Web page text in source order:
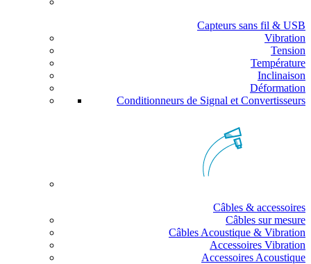
Capteurs sans fil & USB
Vibration
Tension
Température
Inclinaison
Déformation
Conditionneurs de Signal et Convertisseurs
Câbles & accessoires
Câbles sur mesure
Câbles Acoustique & Vibration
Accessoires Vibration
Accessoires Acoustique